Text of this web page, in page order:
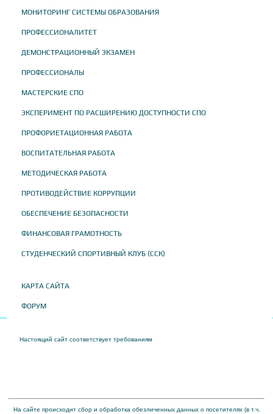
МОНИТОРИНГ СИСТЕМЫ ОБРАЗОВАНИЯ
ПРОФЕССИОНАЛИТЕТ
ДЕМОНСТРАЦИОННЫЙ ЭКЗАМЕН
ПРОФЕССИОНАЛЫ
МАСТЕРСКИЕ СПО
ЭКСПЕРИМЕНТ ПО РАСШИРЕНИЮ ДОСТУПНОСТИ СПО
ПРОФОРИЕТАЦИОННАЯ РАБОТА
ВОСПИТАТЕЛЬНАЯ РАБОТА
МЕТОДИЧЕСКАЯ РАБОТА
ПРОТИВОДЕЙСТВИЕ КОРРУПЦИИ
ОБЕСПЕЧЕНИЕ БЕЗОПАСНОСТИ
ФИНАНСОВАЯ ГРАМОТНОСТЬ
СТУДЕНЧЕСКИЙ СПОРТИВНЫЙ КЛУБ (ССК)
КАРТА САЙТА
ФОРУМ
Настоящий сайт соответствует требованиям
На сайте происходит сбор и обработка обезличенных данных о посетителях (в т.ч.